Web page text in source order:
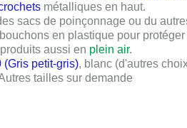
métalliques en haut.
sacs de poinçonnage ou du
en plastique pour
aussi en plein air.
(Gris petit-gris), blanc (d'autres
utres tailles sur demande